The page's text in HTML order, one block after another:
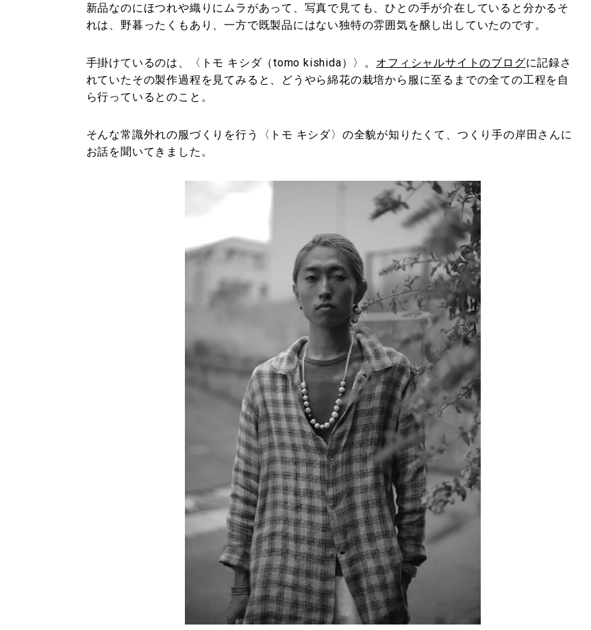
新品なのにほつれや織りにムラがあって、写真で見ても、ひとの手が介在していると分かるそ
れは、野暮ったくもあり、一方で既製品にはない独特の雰囲気を醸し出していたのです。
手掛けているのは、〈トモ キシダ（tomo kishida）〉。 オフィシャルサイトのブログに記録さ
れていたその製作過程を見てみると、どうやら綿花の栽培から服に至るまでの全ての工程を自
ら行っているとのこと。
そんな常識外れの服づくりを行う〈トモ キシダ〉の全貌が知りたくて、つくり手の岸田さんに
お話を聞いてきました。